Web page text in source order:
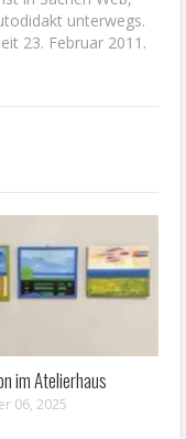
unterwegs.
23. Februar 2011.
im Atelierhaus
06, 2025